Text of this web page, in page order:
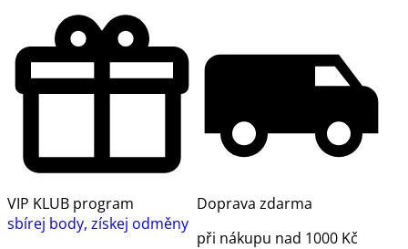
VIP KLUB program
sbírej body, získej odměny
Doprava zdarma
při nákupu nad 1000 Kč